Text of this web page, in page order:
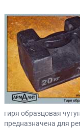
гиря образцовая
предназначена для